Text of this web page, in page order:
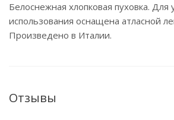
Белоснежная хлопковая пуховка. Для
использования оснащена атласной
Произведено в Италии.
Отзывы